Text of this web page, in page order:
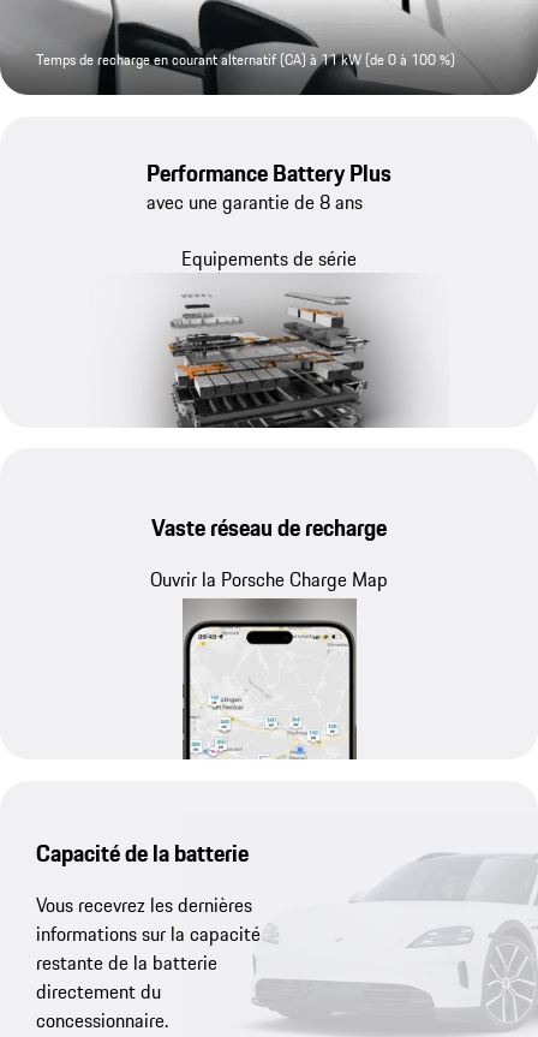
Temps de recharge en courant alternatif (CA) à 11 kW (de 0 à 100 %)
Performance Battery Plus
avec une garantie de 8 ans
Equipements de série
Vaste réseau de recharge
Ouvrir la Porsche Charge Map
Capacité de la batterie
Vous recevrez les dernières
informations sur la capacité
restante de la batterie
directement du
concessionnaire.